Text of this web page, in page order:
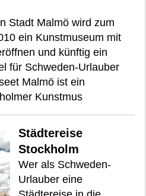
Stadt Malmö wird zum
ein Kunstmuseum mit
und künftig ein
für Schweden-Urlauber
Malmö ist ein
Kunstmus
Städtereise
Stockholm
Wer als Schweden-
Urlauber eine